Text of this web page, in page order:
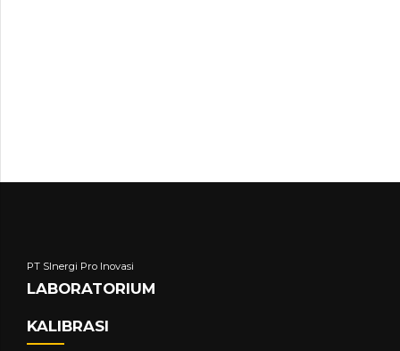
PT SInergi Pro Inovasi
LABORATORIUM
KALIBRASI